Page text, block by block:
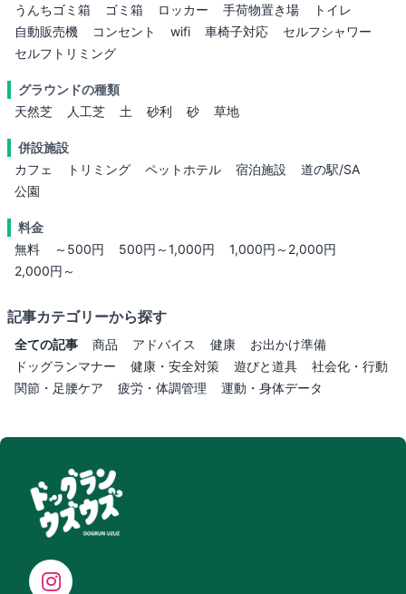
うんちゴミ箱
ゴミ箱 ロッカー 手荷物置き場
トイレ
自動販売機
コンセント wifi 車椅子対応
セルフシャワー
セルフトリミング
グラウンドの種類
天然芝
人工芝 土 砂利 砂 草地
併設施設
カフェ
トリミング ペットホテル 宿泊施設
道の駅/SA
公園
料金
無料
～500円 500円～1,000円
1,000円～2,000円
2,000円～
記事カテゴリーから探す
全ての記事 商品 アドバイス 健康
お出かけ準備
ドッグランマナー
健康・安全対策 遊びと道具
社会化・行動
関節・足腰ケア
疲労・体調管理 運動・身体データ